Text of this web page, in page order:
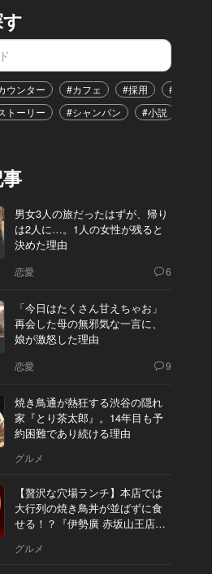
ウンター #カフェ #採用
#恋愛
トーリー #シャンパン #小説
男女3人の旅だったはずが、帰り
は2人に…。1人の女性が残ると
決めた理由
恋愛 6
「今日はたくさん甘えちゃお」
再会した母の無邪気な一言に、
娘が激怒した理由
恋愛 9
焼き鳥通が熱狂する渋谷の隠れ
家『とり茶太郎』。14年目も予
約困難であり続ける理由
グルメ
【贅沢な穴場ランチ】本店では
大行列の焼き鳥丼が並ばずに食
せる！？『伊勢廣 赤坂山王店』
グルメ